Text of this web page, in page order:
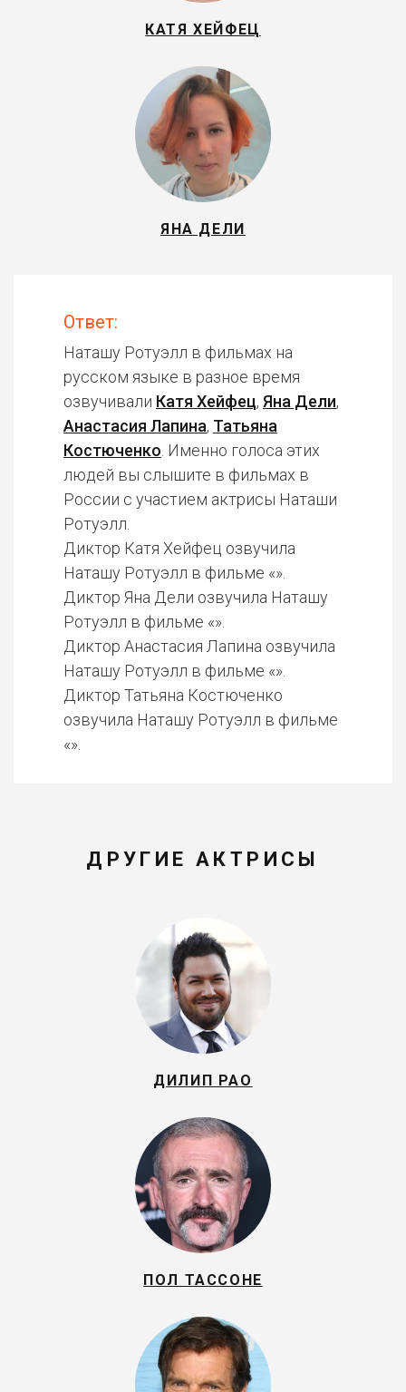
КАТЯ ХЕЙФЕЦ
ЯНА ДЕЛИ
Ответ:
Наташу Ротуэлл в фильмах на
русском языке в разное время
озвучивали Катя Хейфец, Яна Дели,
Анастасия Лапина, Татьяна
Костюченко . Именно голоса этих
людей вы слышите в фильмах в
России с участием актрисы Наташи
Ротуэлл.
Диктор Катя Хейфец озвучила
Наташу Ротуэлл в фильме «».
Диктор Яна Дели озвучила Наташу
Ротуэлл в фильме «».
Диктор Анастасия Лапина озвучила
Наташу Ротуэлл в фильме «».
Диктор Татьяна Костюченко
озвучила Наташу Ротуэлл в фильме
«».
ДРУГИЕ АКТРИСЫ
ДИЛИП РАО
ПОЛ ТАССОНЕ